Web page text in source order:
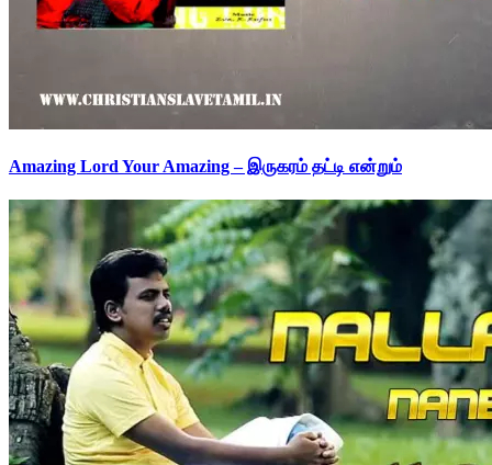
Amazing Lord Your Amazing – இருகரம் தட்டி என்றும்